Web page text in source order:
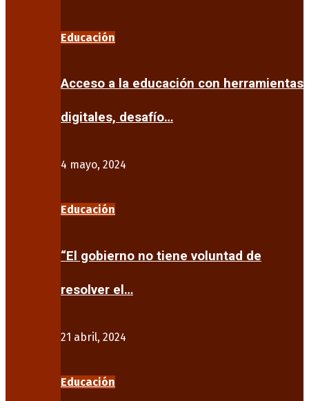
Educación
Acceso a la educación con herramientas
digitales, desafío…
4 mayo, 2024
Educación
“El gobierno no tiene voluntad de
resolver el…
21 abril, 2024
Educación